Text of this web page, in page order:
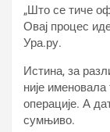
„Што се тиче
Овај процес
Ура.ру.
Истина, за
није
операције. А
сумњиво.